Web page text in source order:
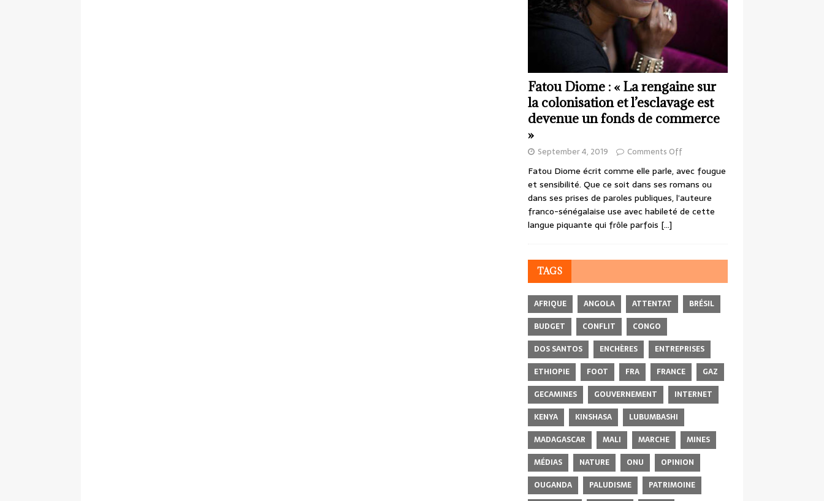
Fatou Diome : « La rengaine sur
la colonisation et l’esclavage est
devenue un fonds de commerce
»
September 4, 2019 Comments Off
Fatou Diome écrit comme elle parle, avec fougue
et sensibilité. Que ce soit dans ses romans ou
dans ses prises de paroles publiques, l’auteure
franco-sénégalaise use avec habileté de cette
langue piquante qui frôle parfois […]
TAGS
AFRIQUE ANGOLA ATTENTAT
BRÉSIL
BUDGET
CONFLIT
CONGO
DOS SANTOS
ENCHÈRES
ENTREPRISES
ETHIOPIE
FOOT FRA FRANCE
GAZ
GECAMINES
GOUVERNEMENT
INTERNET
KENYA
KINSHASA
LUBUMBASHI
MADAGASCAR
MALI MARCHE
MINES
MÉDIAS
NATURE ONU
OPINION
OUGANDA
PALUDISME PATRIMOINE